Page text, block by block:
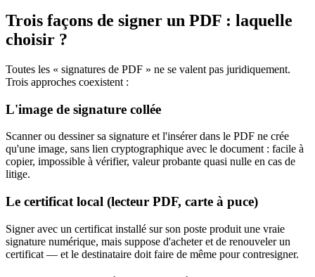
Trois façons de signer un PDF : laquelle
choisir ?
Toutes les « signatures de PDF » ne se valent pas juridiquement.
Trois approches coexistent :
L'image de signature collée
Scanner ou dessiner sa signature et l'insérer dans le PDF ne crée
qu'une image, sans lien cryptographique avec le document : facile à
copier, impossible à vérifier, valeur probante quasi nulle en cas de
litige.
Le certificat local (lecteur PDF, carte à puce)
Signer avec un certificat installé sur son poste produit une vraie
signature numérique, mais suppose d'acheter et de renouveler un
certificat — et le destinataire doit faire de même pour contresigner.